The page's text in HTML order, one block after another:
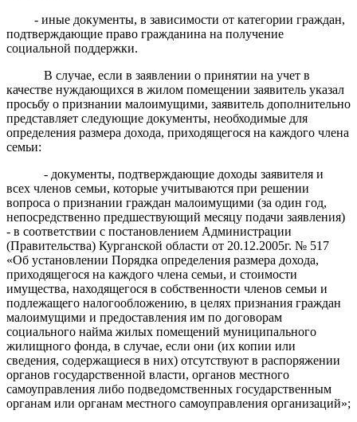
- иные документы, в зависимости от категории граждан,
подтверждающие право гражданина на получение
социальной поддержки.
В случае, если в заявлении о принятии на учет в
качестве нуждающихся в жилом помещении заявитель указал
просьбу о признании малоимущими, заявитель дополнительно
представляет следующие документы, необходимые для
определения размера дохода, приходящегося на каждого члена
семьи:
- документы, подтверждающие доходы заявителя и
всех членов семьи, которые учитываются при решении
вопроса о признании граждан малоимущими (за один год,
непосредственно предшествующий месяцу подачи заявления)
- в соответствии с постановлением Администрации
(Правительства) Курганской области от 20.12.2005г. № 517
«Об установлении Порядка определения размера дохода,
приходящегося на каждого члена семьи, и стоимости
имущества, находящегося в собственности членов семьи и
подлежащего налогообложению, в целях признания граждан
малоимущими и предоставления им по договорам
социального найма жилых помещений муниципального
жилищного фонда, в случае, если они (их копии или
сведения, содержащиеся в них) отсутствуют в распоряжении
органов государственной власти, органов местного
самоуправления либо подведомственных государственным
органам или органам местного самоуправления организаций»;